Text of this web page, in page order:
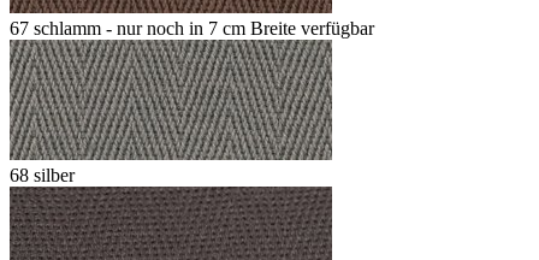
67 schlamm - nur noch in 7 cm Breite verfügbar
68 silber